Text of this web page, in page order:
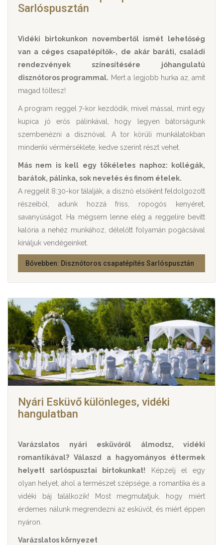
Sarlóspusztán
Vidéki birtokunkon novembertől ismét lehetőség
van a céges csapatépítők-, de akár baráti, családi
rendezvények színesítésére jóhangulatú
disznótoros programmal. Mert a legjobb hurka az, amit
magad töltesz!
A program reggel 7-kor kezdődik, mivel mással, mint egy
kupica jó erős pálinkával, hogy legyen bátorságunk
szembenézni a disznóval. A tor körüli munkálatokban
mindenki vérmérséklete, kedve szerint részt vehet.
Más nem is kell egy tökéletes naphoz: kollégák,
barátok, pálinka, sok nevetés és finom ételek.
A reggelit 8:30-kor tálalják, a disznó elsőként feldolgozott
részeiből, adunk hozzá friss, ropogós kenyéret,
savanyúságot. Ha mégsem lenne elég a reggelire bevitt
kalória a nehéz munkához, délelőtt folyamán pogácsával
kínáljuk vendégeinket.
Bővebben: Disznótoros csapatépítés Sarlóspusztán
Nyári Esküvő különleges, vidéki
hangulatban
Varázslatos nyári esküvőről álmodsz, vidéki
romantikával? Válaszd a hagyományos éttermek
helyett sarlóspusztai birtokunkat! Képzelj el egy
olyan helyet, ahol a természet szépsége, a romantika és a
vidéki báj találkozik! Most megmutatjuk, hogy miért
érdemes nálunk megrendezni az esküvőt, és miért éppen
nyáron.
Varázslatos környezet